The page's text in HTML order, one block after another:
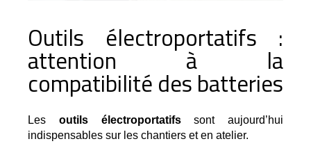
Outils électroportatifs :
attention à la
compatibilité des batteries
Les outils électroportatifs sont aujourd’hui
indispensables sur les chantiers et en atelier.